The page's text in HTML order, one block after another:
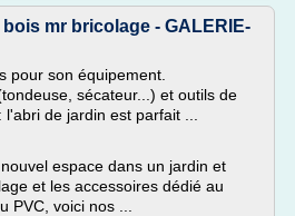
mr bricolage - GALERIE-
pour son équipement.
sécateur...) et outils de
de jardin est parfait ...
espace dans un jardin et
et les accessoires dédié au
PVC, voici nos ...